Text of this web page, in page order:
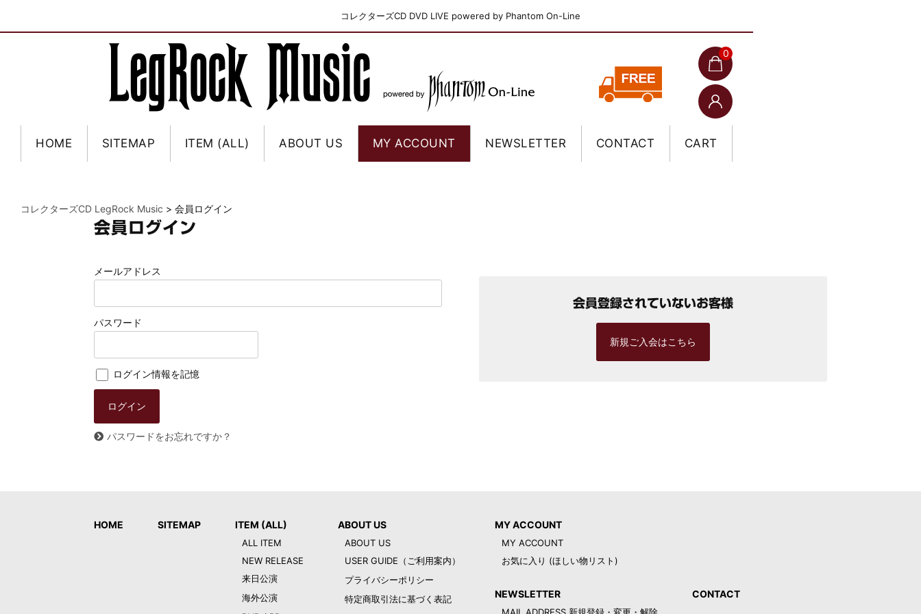
コレクターズCD DVD LIVE powered by Phantom On-Line
0
HOME SITEMAP ITEM (ALL) ABOUT US MY ACCOUNT NEWSLETTER CONTACT CART
コレクターズCD LegRock Music > 会員ログイン
会員ログイン
メールアドレス
パスワード
ログイン情報を記憶
パスワードをお忘れですか？
会員登録されていないお客様
新規ご入会はこちら
HOME SITEMAP ITEM (ALL)
ALL ITEM
NEW RELEASE
来日公演
海外公演
ABOUT US
ABOUT US
USER GUIDE（ご利用案内）
プライバシーポリシー
特定商取引法に基づく表記
MY ACCOUNT
MY ACCOUNT
お気に入り (ほしい物リスト)
NEWSLETTER CONTACT